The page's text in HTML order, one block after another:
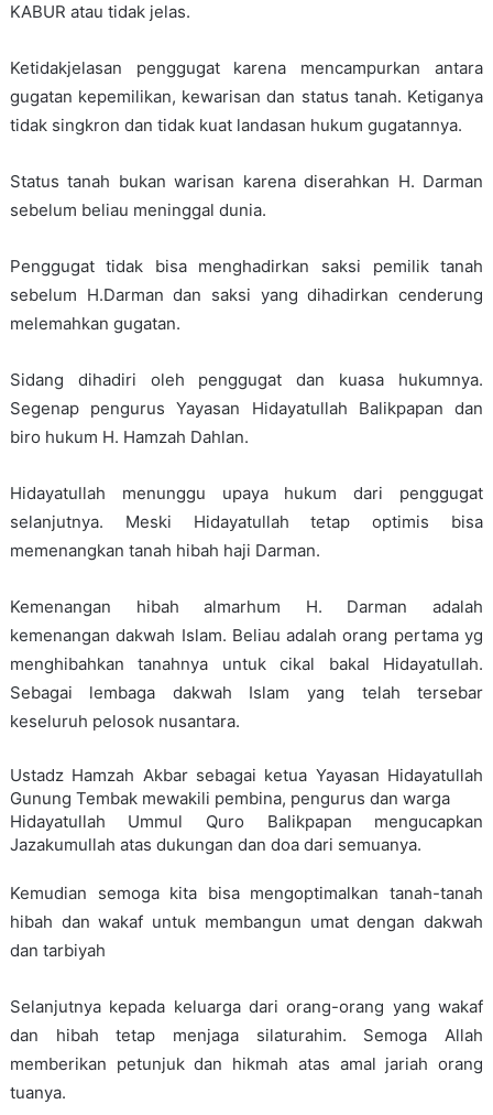
KABUR atau tidak jelas.
Ketidakjelasan penggugat karena mencampurkan antara
gugatan kepemilikan, kewarisan dan status tanah. Ketiganya
tidak singkron dan tidak kuat landasan hukum gugatannya.
Status tanah bukan warisan karena diserahkan H. Darman
sebelum beliau meninggal dunia.
Penggugat tidak bisa menghadirkan saksi pemilik tanah
sebelum H.Darman dan saksi yang dihadirkan cenderung
melemahkan gugatan.
Sidang dihadiri oleh penggugat dan kuasa hukumnya.
Segenap pengurus Yayasan Hidayatullah Balikpapan dan
biro hukum H. Hamzah Dahlan.
Hidayatullah menunggu upaya hukum dari penggugat
selanjutnya. Meski Hidayatullah tetap optimis bisa
memenangkan tanah hibah haji Darman.
Kemenangan hibah almarhum H. Darman adalah
kemenangan dakwah Islam. Beliau adalah orang pertama yg
menghibahkan tanahnya untuk cikal bakal Hidayatullah.
Sebagai lembaga dakwah Islam yang telah tersebar
keseluruh pelosok nusantara.
Ustadz Hamzah Akbar sebagai ketua Yayasan Hidayatullah
Gunung Tembak mewakili pembina, pengurus dan warga
Hidayatullah Ummul Quro Balikpapan mengucapkan
Jazakumullah atas dukungan dan doa dari semuanya.
Kemudian semoga kita bisa mengoptimalkan tanah-tanah
hibah dan wakaf untuk membangun umat dengan dakwah
dan tarbiyah
Selanjutnya kepada keluarga dari orang-orang yang wakaf
dan hibah tetap menjaga silaturahim. Semoga Allah
memberikan petunjuk dan hikmah atas amal jariah orang
tuanya.